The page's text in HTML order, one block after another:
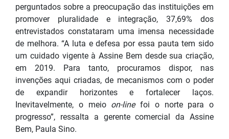
perguntados sobre a preocupação das instituições em
promover pluralidade e integração, 37,69% dos
entrevistados constataram uma imensa necessidade
de melhora. “A luta e defesa por essa pauta tem sido
um cuidado vigente à Assine Bem desde sua criação,
em 2019. Para tanto, procuramos dispor, nas
invenções aqui criadas, de mecanismos com o poder
de expandir horizontes e fortalecer laços.
Inevitavelmente, o meio on-line foi o norte para o
progresso”, ressalta a gerente comercial da Assine
Bem, Paula Sino.